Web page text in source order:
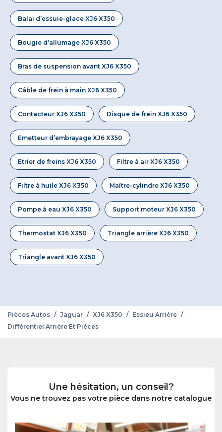
Balai d’essuie-glace XJ6 X350
Bougie d’allumage XJ6 X350
Bras de suspension avant XJ6 X350
Câble de frein à main XJ6 X350
Contacteur XJ6 X350 Disque de frein XJ6 X350
Emetteur d’embrayage XJ6 X350
Etrier de freins XJ6 X350 Filtre à air XJ6 X350
Filtre à huile XJ6 X350 Maître-cylindre XJ6 X350
Pompe à eau XJ6 X350 Support moteur XJ6 X350
Thermostat XJ6 X350 Triangle arrière XJ6 X350
Triangle avant XJ6 X350
Pièces Autos / Jaguar / XJ6 X350 / Essieu Arrière /
Différentiel Arrière Et Pièces
Une hésitation, un conseil?
Vous ne trouvez pas votre pièce dans notre catalogue